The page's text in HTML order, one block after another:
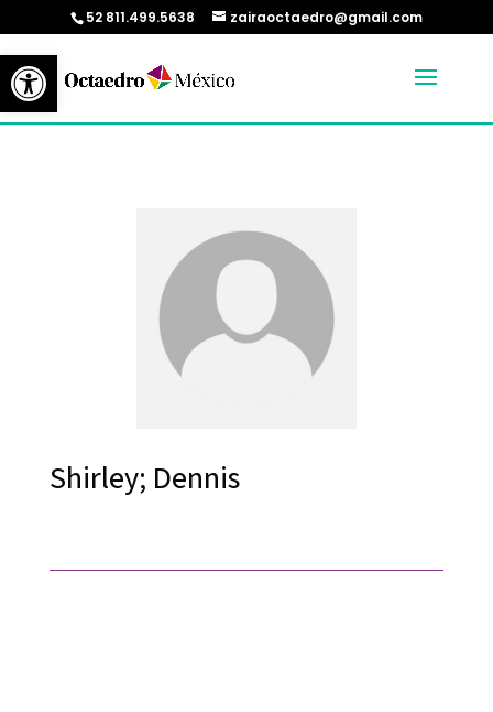
Abrir barra de herramientas
52 811.499.5638 zairaoctaedro@gmail.com
Shirley; Dennis